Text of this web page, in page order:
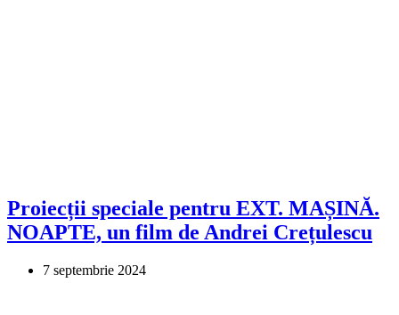
Proiecții speciale pentru EXT. MAȘINĂ.
NOAPTE, un film de Andrei Crețulescu
7 septembrie 2024